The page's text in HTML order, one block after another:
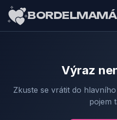
BORDELMAMÁ
Výraz
Zkuste se vrátit do
pojem